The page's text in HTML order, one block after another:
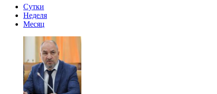
Сутки
Неделя
Месяц